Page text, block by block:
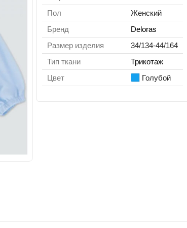
Пол
Женский
Бренд
Deloras
Размер изделия
34/134-44/164
Тип ткани
Трикотаж
Цвет
Голубой